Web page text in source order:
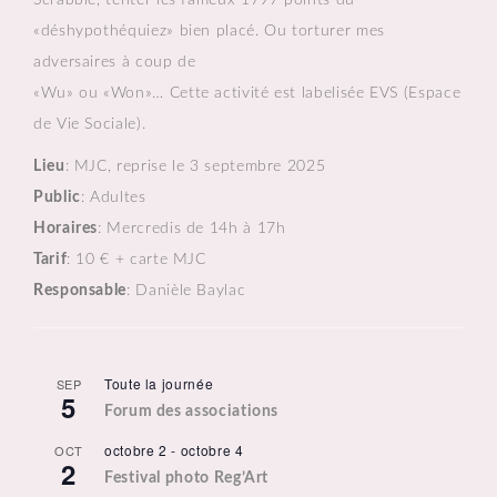
«déshypothéquiez» bien placé. Ou torturer mes
adversaires à coup de
«Wu» ou «Won»… Cette activité est labelisée EVS (Espace
de Vie Sociale).
Lieu : MJC, reprise le 3 septembre 2025
Public: Adultes
Horaires: Mercredis de 14h à 17h
Tarif: 10 € + carte MJC
Responsable: Danièle Baylac
SEP
5
Toute la journée
Forum des associations
OCT
2
octobre 2 - octobre 4
Festival photo Reg’Art